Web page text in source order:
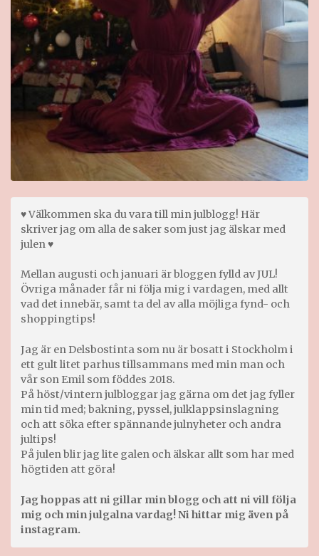
♥ Välkommen ska du vara till min julblogg! Här
skriver jag om alla de saker som just jag älskar med
julen ♥
Mellan augusti och januari är bloggen fylld av JUL!
Övriga månader får ni följa mig i vardagen, med allt
vad det innebär, samt ta del av alla möjliga fynd- och
shoppingtips!
Jag är en Delsbostinta som nu är bosatt i Stockholm i
ett gult litet parhus tillsammans med min man och
vår son Emil som föddes 2018.
På höst/vintern julbloggar jag gärna om det jag fyller
min tid med; bakning, pyssel, julklappsinslagning
och att söka efter spännande julnyheter och andra
jultips!
På julen blir jag lite galen och älskar allt som har med
högtiden att göra!
Jag hoppas att ni gillar min blogg och att ni vill följa
mig och min julgalna vardag! Ni hittar mig även på
instagram.